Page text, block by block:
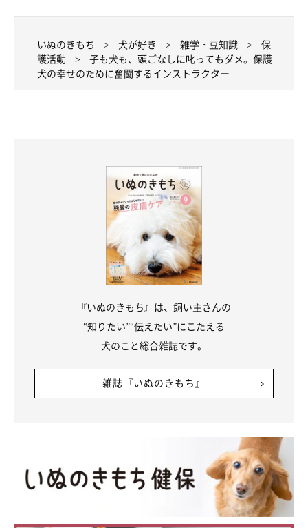
いぬのきもち 犬が好き 雑学・豆知識
保
護活動
子も犬も、頭ごなしに叱ってもダメ。保護
犬の幸せのために奮闘するインストラクター
『いぬのきもち』は、飼い主さんの
“知りたい”“伝えたい”にこたえる
犬のこと総合雑誌です。
雑誌『いぬのきもち』